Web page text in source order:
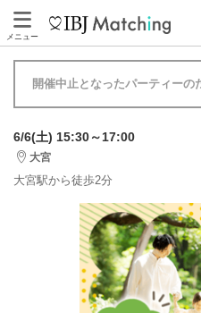
メニュー
開催中止となったパーティーの
6/6(土) 15:30～17:00
大宮
大宮駅から徒歩2分